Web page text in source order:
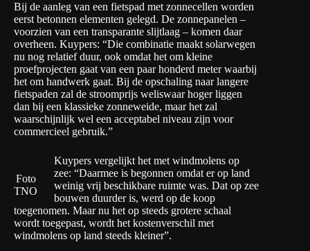
Bij de aanleg van een fietspad met zonnecellen worden
eerst betonnen elementen gelegd. De zonnepanelen –
voorzien van een transparante slijtlaag – komen daar
overheen. Kuypers: “Die combinatie maakt solarwegen
nu nog relatief duur, ook omdat het om kleine
proefprojecten gaat van een paar honderd meter waarbij
het om handwerk gaat. Bij de opschaling naar langere
fietspaden zal de stroomprijs weliswaar hoger liggen
dan bij een klassieke zonneweide, maar het zal
waarschijnlijk wel een acceptabel niveau zijn voor
commercieel gebruik.”
Foto
TNO
Kuypers vergelijkt het met windmolens op
zee: “Daarmee is begonnen omdat er op land
weinig vrij beschikbare ruimte was. Dat op zee
bouwen duurder is, werd op de koop
toegenomen. Maar nu het op steeds grotere schaal
wordt toegepast, wordt het kostenverschil met
windmolens op land steeds kleiner”.